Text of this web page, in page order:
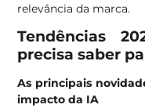
relevância da marca.
Tendências
precisa saber
As principais
impacto da IA